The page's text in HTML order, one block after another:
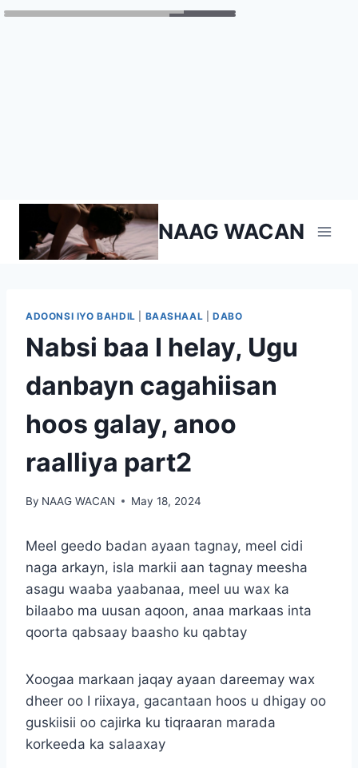
content
NAAG WACAN
ADOONSI IYO BAHDIL BAASHAAL |DABO
Nabsi baa I helay, Ugu
danbayn cagahiisan
hoos galay, anoo
raalliya part2
By NAAG WACAN May 18, 2024
Meel geedo badan ayaan tagnay, meel cidi
naga arkayn, isla markii aan tagnay meesha
asagu waaba yaabanaa, meel uu wax ka
bilaabo ma uusan aqoon, anaa markaas inta
qoorta qabsaay baasho ku qabtay
Xoogaa markaan jaqay ayaan dareemay wax
dheer oo I riixaya, gacantaan hoos u dhigay oo
guskiisii oo cajirka ku tiqraaran marada
korkeeda ka salaaxay